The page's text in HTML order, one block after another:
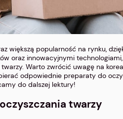
większą popularność na rynku,
oraz innowacyjnymi
Warto zwrócić uwagę na
odpowiednie preparaty do
do dalszej lektury!
twarzy